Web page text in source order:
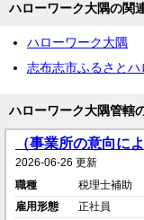
ハローワーク大隅の関
ハローワーク大隅
志布志市ふるさとハ
ハローワーク大隅管轄
（事業所の意向に
2026-06-26 更新
職種
税理士補助
雇用形態
正社員